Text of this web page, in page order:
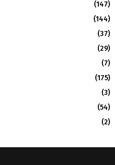
(147)
(144)
(37)
(29)
(7)
(175)
(3)
(54)
(2)